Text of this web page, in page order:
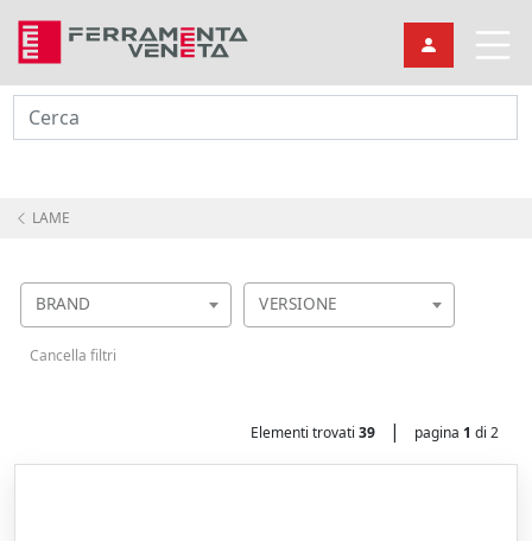
Cerca
LAME
BRAND VERSIONE
Cancella filtri
Elementi trovati 39 | pagina 1 di 2